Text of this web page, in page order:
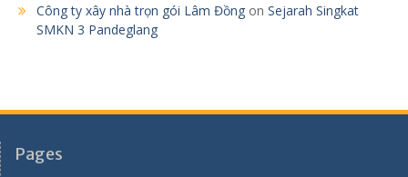
Công ty xây nhà trọn gói Lâm Đồng on Sejarah Singkat
SMKN 3 Pandeglang
Pages